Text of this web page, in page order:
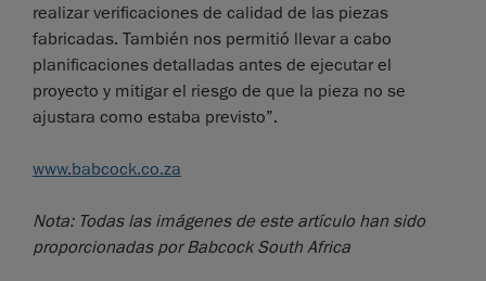
realizar verificaciones de calidad de las piezas
fabricadas. También nos permitió llevar a cabo
planificaciones detalladas antes de ejecutar el
proyecto y mitigar el riesgo de que la pieza no se
ajustara como estaba previsto”.
www.babcock.co.za
Nota: Todas las imágenes de este artículo han sido
proporcionadas por Babcock South Africa